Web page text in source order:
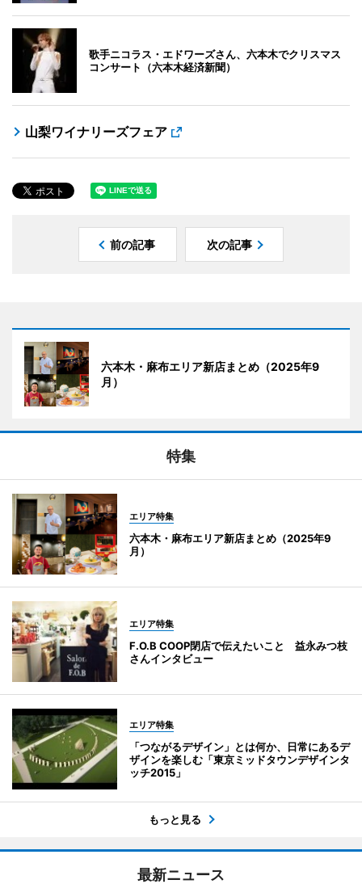
歌手ニコラス・エドワーズさん、六本木でクリスマス
コンサート（六本木経済新聞）
山梨ワイナリーズフェア
前の記事 次の記事
六本木・麻布エリア新店まとめ（2025年9
月）
特集
エリア特集
六本木・麻布エリア新店まとめ（2025年9
月）
エリア特集
F.O.B COOP閉店で伝えたいこと 益永みつ枝
さんインタビュー
エリア特集
「つながるデザイン」とは何か、日常にあるデ
ザインを楽しむ「東京ミッドタウンデザインタ
ッチ2015」
もっと見る
最新ニュース